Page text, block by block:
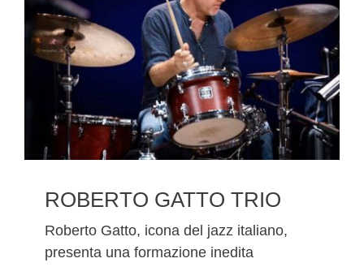
ROBERTO GATTO TRIO
Roberto Gatto, icona del jazz italiano,
presenta una formazione inedita